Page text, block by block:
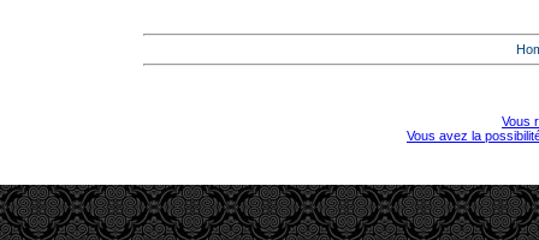
Vous
Vous avez la